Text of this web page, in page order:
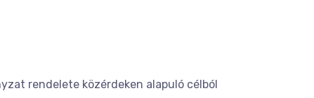
rendelete közérdeken alapuló célból